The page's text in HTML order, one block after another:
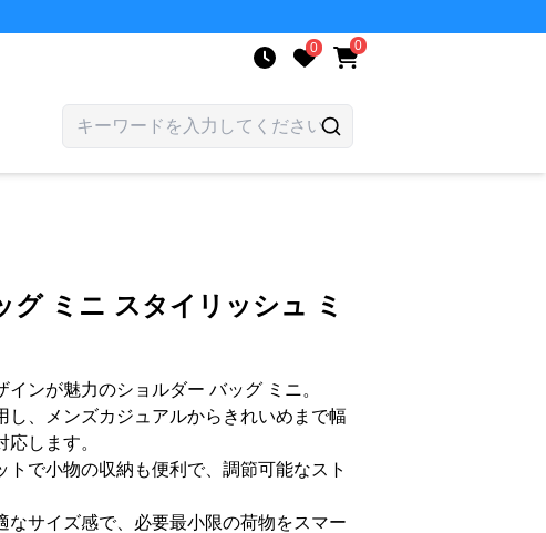
0 0
グ ミニ スタイリッシュ ミ
ンが魅力のショルダー バッグ ミニ。
し、メンズカジュアルからきれいめまで幅
します。
トで小物の収納も便利で、調節可能なスト
なサイズ感で、必要最小限の荷物をスマー